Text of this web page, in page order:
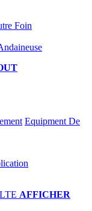
Foin
Equipment De
AFFICHER